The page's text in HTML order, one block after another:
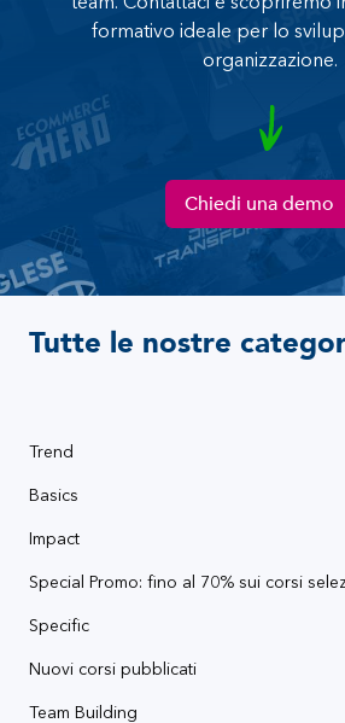
formativo ideale per lo
organizzazione.
Chiedi una demo
Tutte le nostre
Trend
Basics
Impact
Special Promo: fino al 70% sui corsi
Specific
Nuovi corsi pubblicati
Team Building